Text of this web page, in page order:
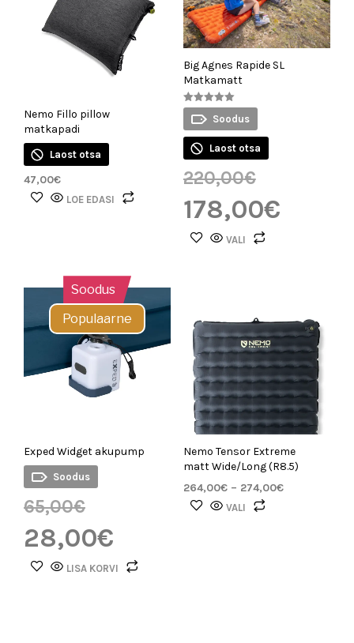
Nemo Fillo pillow
matkapadi
Laost otsa
47,00€
LOE EDASI
Big Agnes Rapide SL
Matkamatt
Hinnanguga
/ 5
Soodus
Laost otsa
220,00€
178,00€
VALI
Soodus
Populaarne
Exped Widget akupump
Soodus
65,00€
28,00€
LISA KORVI
Nemo Tensor Extreme
matt Wide/Long (R8.5)
264,00€ – 274,00€
VALI